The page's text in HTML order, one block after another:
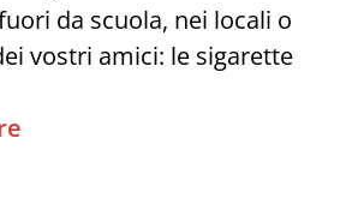
da scuola, nei locali o
vostri amici: le sigarette